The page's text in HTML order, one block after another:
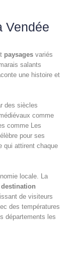
Vendée
paysages variés
salants
une histoire et
des siècles
comme
comme Les
pour ses
qui attirent chaque
locale. La
destination
de visiteurs
des températures
départements les